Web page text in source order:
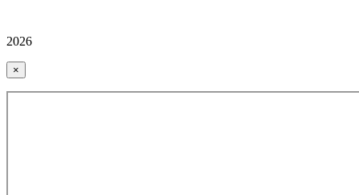
2026
×